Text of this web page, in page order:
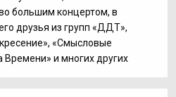
большим концертом, в
друзья из групп «ДДТ»,
«Смысловые
и многих других